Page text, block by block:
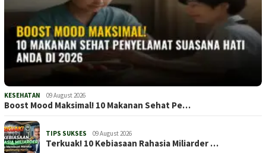
KESEHATAN 09 August 2026
Boost Mood Maksimal! 10 Makanan Sehat Pe…
TIPS SUKSES 09 August 2026
Terkuak! 10 Kebiasaan Rahasia Miliarder …